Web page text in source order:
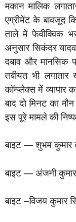
मकान मालिक
एग्रीमेंट के बावजूद
ताले में फेवीक्विक
अनुसार सिकंदर
दबाव और मानसिक
तबीयत भी
कॉम्प्लेक्स में व्यापार
बाद दो मिनट का
इस पूरे मामले की
बाइट — शुभम कुमार
बाइट — अंजनी कुमार
बाइट –विजय कुमार